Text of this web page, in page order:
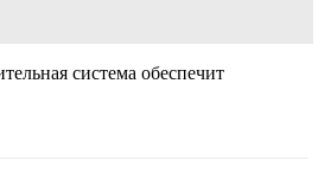
система обеспечит